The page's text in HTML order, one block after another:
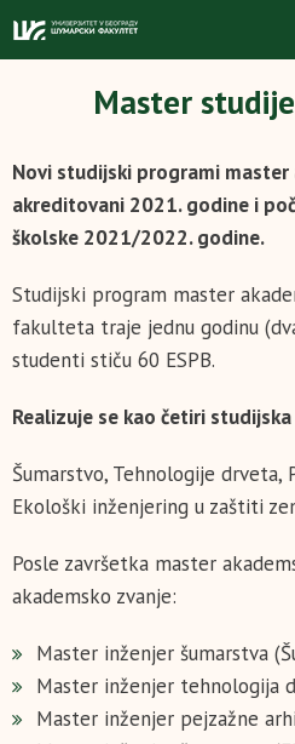
Master
Novi studijski programi
akreditovani 2021. godine i
školske 2021/2022. godine.
Studijski program master
fakulteta traje jednu godinu
studenti stiču 60 ESPB.
Realizuje se kao četiri
Šumarstvo, Tehnologije drveta,
Ekološki inženjering u zaštiti
Posle završetka master
akademsko zvanje:
Master inženjer šumarstva
Master inženjer tehnologija
Master inženjer pejzažne